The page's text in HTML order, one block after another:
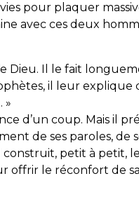
pour plaquer
avec ces deux
Dieu. Il le fait
il leur explique
»
d’un coup. Mais il
de ses paroles, de
petit à petit,
offrir le réconfort de